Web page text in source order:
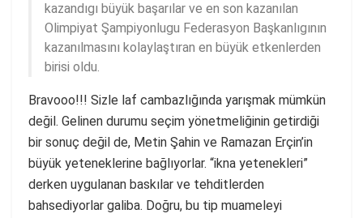
kazandıgı büyük başarılar ve en son kazanılan
Olimpiyat Şampiyonlugu Federasyon Başkanlıgının
kazanılmasını kolaylaştıran en büyük etkenlerden
birisi oldu.
Bravooo!!! Sizle laf cambazlığında yarışmak mümkün
değil. Gelinen durumu seçim yönetmeliğinin getirdiği
bir sonuç değil de, Metin Şahin ve Ramazan Erçin’in
büyük yeteneklerine bağlıyorlar. “ikna yetenekleri”
derken uygulanan baskılar ve tehditlerden
bahsediyorlar galiba. Doğru, bu tip muameleyi